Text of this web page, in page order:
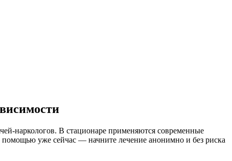
наркологов. В стационаре применяются современные
помощью уже сейчас — начните лечение анонимно и без риска